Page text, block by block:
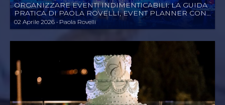
ORGANIZZARE EVENTI INDIMENTICABILI: LA GUIDA
PRATICA DI PAOLA ROVELLI, EVENT PLANNER CON
30+ ANNI DI ESPERIENZA
02 Aprile 2026 • Paola Rovelli